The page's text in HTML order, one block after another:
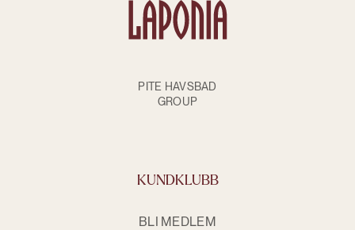
KUNDKLUBB
BLI MEDLEM
PITE HAVSBAD
GROUP